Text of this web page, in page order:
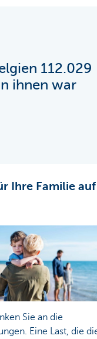
112.029
ihnen war
Ihre Familie auf
Sie an die
Eine Last, die